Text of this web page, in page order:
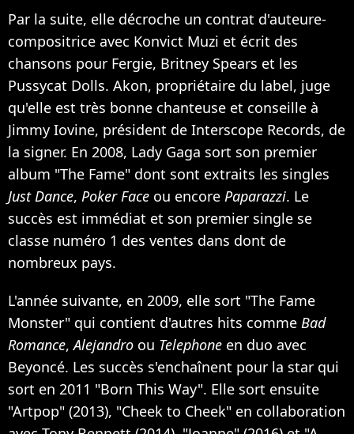
Par la suite, elle décroche un contrat d'auteure-
compositrice avec Konvict Muzi et écrit des
chansons pour Fergie, Britney Spears et les
Pussycat Dolls. Akon, propriétaire du label, juge
qu'elle est très bonne chanteuse et conseille à
Jimmy Iovine, président de Interscope Records, de
la signer. En 2008, Lady Gaga sort son premier
album "The Fame" dont sont extraits les singles
Just Dance, Poker Face ou encore Paparazzi. Le
succès est immédiat et son premier single se
classe numéro 1 des ventes dans dont de
nombreux pays.
L'année suivante, en 2009, elle sort "The Fame
Monster" qui contient d'autres hits comme Bad
Romance,Alejandro ou Telephone en duo avec
Beyoncé. Les succès s'enchaînent pour la star qui
sort en 2011 "Born This Way". Elle sort ensuite
"Artpop" (2013), "Cheek to Cheek" en collaboration